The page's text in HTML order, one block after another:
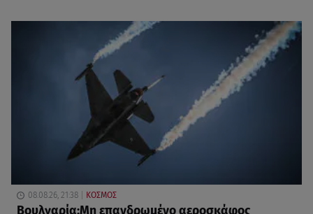
08.08.26, 21:38 ΚΟΣΜΟΣ
Βουλγαρία:Μη επανδρωμένο αεροσκάφος